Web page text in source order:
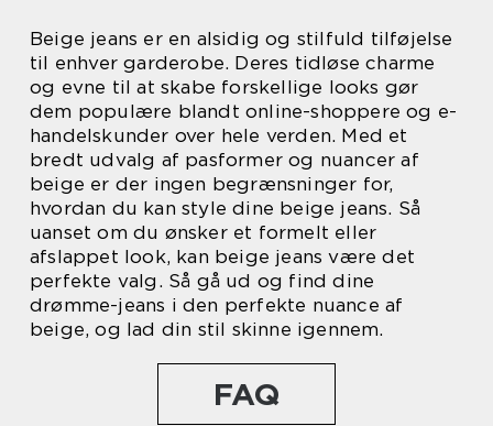
Beige jeans er en alsidig og stilfuld tilføjelse
til enhver garderobe. Deres tidløse charme
og evne til at skabe forskellige looks gør
dem populære blandt online-shoppere og e-
handelskunder over hele verden. Med et
bredt udvalg af pasformer og nuancer af
beige er der ingen begrænsninger for,
hvordan du kan style dine beige jeans. Så
uanset om du ønsker et formelt eller
afslappet look, kan beige jeans være det
perfekte valg. Så gå ud og find dine
drømme-jeans i den perfekte nuance af
beige, og lad din stil skinne igennem.
FAQ